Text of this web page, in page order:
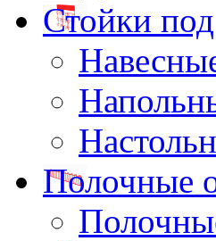
Стойки
Полочные